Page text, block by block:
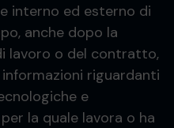
interno ed esterno di
anche dopo la
lavoro o del contratto,
riguardanti
e
la quale lavora o ha